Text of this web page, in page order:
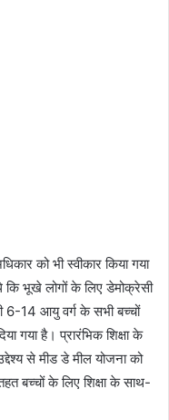
को भी स्वीकार किया गया
भूखे लोगों के लिए डेमोक्रेसी
6-14 आयु वर्ग के सभी बच्चों
गया है। प्रारंभिक शिक्षा के
से मीड डे मील योजना को
बच्चों के लिए शिक्षा के साथ-